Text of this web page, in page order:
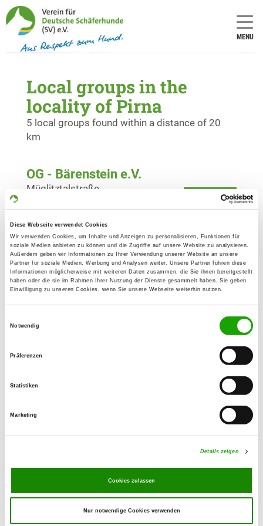
Diese Webseite verwendet Cookies
Wir verwenden Cookies, um Inhalte und Anzeigen zu personalisieren, Funktionen für
soziale Medien anbieten zu können und die Zugriffe auf unsere Website zu analysieren.
Außerdem geben wir Informationen zu Ihrer Verwendung unserer Website an unsere
Partner für soziale Medien, Werbung und Analysen weiter. Unsere Partner führen diese
Informationen möglicherweise mit weiteren Daten zusammen, die Sie ihnen bereitgestellt
haben oder die sie im Rahmen Ihrer Nutzung der Dienste gesammelt haben. Sie geben
Einwilligung zu unseren Cookies, wenn Sie unsere Webseite weiterhin nutzen.
Notwendig
Präferenzen
Statistiken
Marketing
Details zeigen
Cookies zulassen
Nur notwendige Cookies verwenden
MENU
Local groups in the
locality of Pirna
5 local groups found within a distance of 20
km
OG - Bärenstein e.V.
Details
Müglitztalstraße
OG - Heidenau e.V.
Details
Elbstr. 11
01809 Heidenau
OG - Steina-Weißbach
Details
Zur Massenei
e.V.
Details
01454 Radeberg
Alter Sportplatz